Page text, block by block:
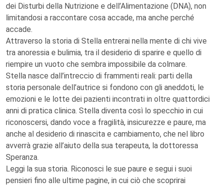
dei Disturbi della Nutrizione e dell’Alimentazione (DNA), non
limitandosi a raccontare cosa accade, ma anche perché
accade.
Attraverso la storia di Stella entrerai nella mente di chi vive
tra anoressia e bulimia, tra il desiderio di sparire e quello di
riempire un vuoto che sembra impossibile da colmare.
Stella nasce dall’intreccio di frammenti reali: parti della
storia personale dell’autrice si fondono con gli aneddoti, le
emozioni e le lotte dei pazienti incontrati in oltre quattordici
anni di pratica clinica. Stella diventa così lo specchio in cui
riconoscersi, dando voce a fragilità, insicurezze e paure, ma
anche al desiderio di rinascita e cambiamento, che nel libro
avverrà grazie all’aiuto della sua terapeuta, la dottoressa
Speranza.
Leggi la sua storia. Riconosci le sue paure e segui i suoi
pensieri fino alle ultime pagine, in cui ciò che scoprirai